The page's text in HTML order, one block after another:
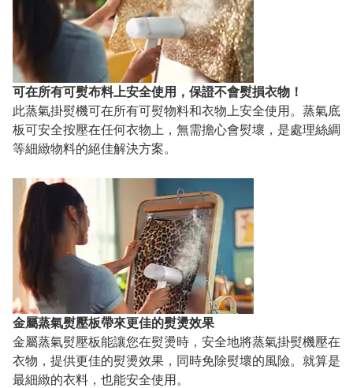
可在所有可熨布料上安全使用，保證不會熨損衣物！
此蒸氣掛熨機可在所有可熨物料和衣物上安全使用。蒸氣底
板可安全按壓在任何衣物上，無需擔心會熨壞，是處理絲綢
等細緻物料的絕佳解決方案。
金屬蒸氣熨壓板帶來更佳的熨燙效果
金屬蒸氣熨壓板能讓您在熨燙時，安全地將蒸氣掛熨機壓在
衣物，提供更佳的熨燙效果，同時免除熨壞的風險。就算是
最細緻的衣料，也能安全使用。